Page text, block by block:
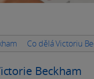
Co dělá Victoriu
Beckham